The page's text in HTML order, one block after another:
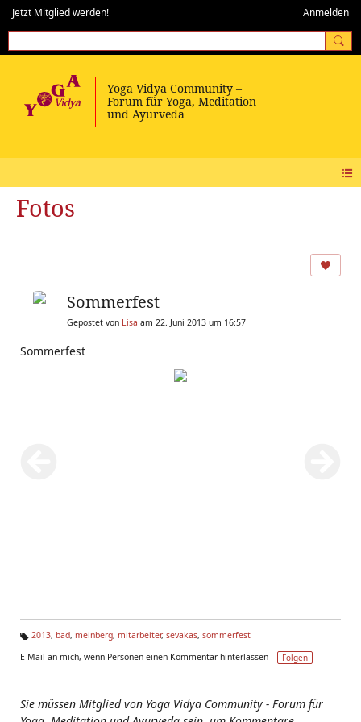
Jetzt Mitglied werden! Anmelden
Fotos
Sommerfest
Gepostet von Lisa am 22. Juni 2013 um 16:57
Sommerfest
g
2013, bad, meinberg, mitarbeiter, sevakas, sommerfest
E-Mail an mich, wenn Personen einen Kommentar hinterlassen –
Folgen
Sie müssen Mitglied von Yoga Vidya Community - Forum für